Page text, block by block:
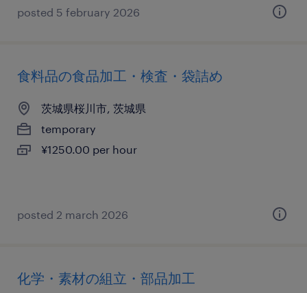
posted 5 february 2026
食料品の食品加工・検査・袋詰め
茨城県桜川市, 茨城県
temporary
¥1250.00 per hour
posted 2 march 2026
化学・素材の組立・部品加工